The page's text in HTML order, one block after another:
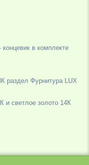
в комплекте
раздел Фурнитура LUX
и светлое золото 14К